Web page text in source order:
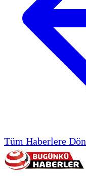
Tüm Haberlere Dön